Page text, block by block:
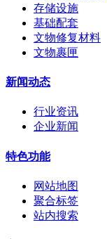
存储设施
基础配套
文物修复材料
文物裹匣
新闻动态
行业资讯
企业新闻
特色功能
网站地图
聚合标签
站内搜索